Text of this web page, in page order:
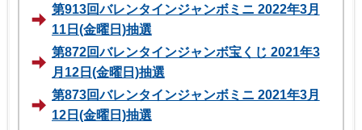
第913回バレンタインジャンボミニ 2022年3月
11日(金曜日)抽選
第872回バレンタインジャンボ宝くじ 2021年3
月12日(金曜日)抽選
第873回バレンタインジャンボミニ 2021年3月
12日(金曜日)抽選